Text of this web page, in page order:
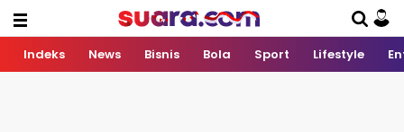
Indeks News Bisnis Bola Sport Lifestyle